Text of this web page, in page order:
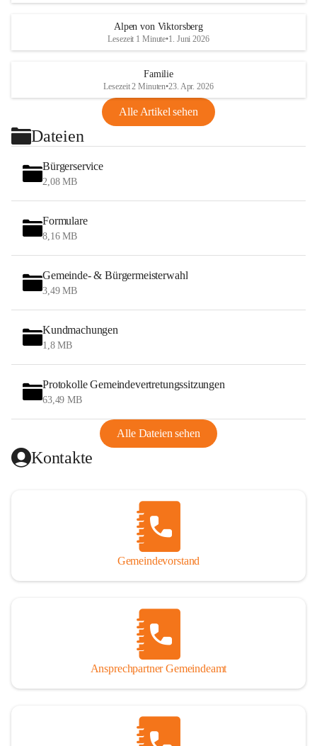
Alpen von Viktorsberg
Lesezeit 1 Minute•1. Juni 2026
Familie
Lesezeit 2 Minuten•23. Apr. 2026
Alle Artikel sehen
Dateien
Bürgerservice
2,08 MB
Formulare
8,16 MB
Gemeinde- & Bürgermeisterwahl
3,49 MB
Kundmachungen
1,8 MB
Protokolle Gemeindevertretungssitzungen
63,49 MB
Alle Dateien sehen
Kontakte
Gemeindevorstand
Ansprechpartner Gemeindeamt